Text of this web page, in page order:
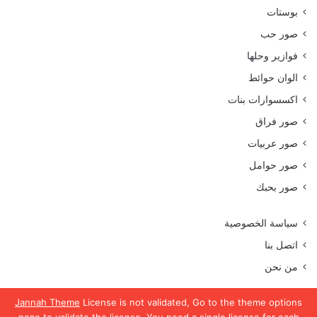
Jannah Theme License is not validated, Go to the theme options
بوستات
صور حب
فوازير وحلها
الوان حوائط
اكسسوارات بنات
صور فراق
صور عربيات
صور حوامل
صور بحبك
سياسة الخصوصية
اتصل بنا
من نحن